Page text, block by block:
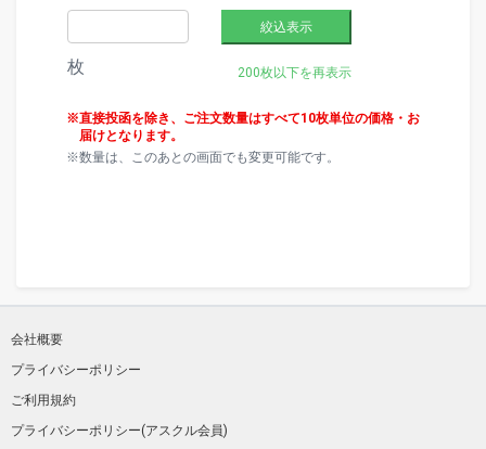
枚
絞込表示
200枚以下を再表示
直接投函を除き、ご注文数量はすべて10枚単位の価格・お
届けとなります。
数量は、このあとの画面でも変更可能です。
会社概要
プライバシーポリシー
ご利用規約
プライバシーポリシー(アスクル会員)